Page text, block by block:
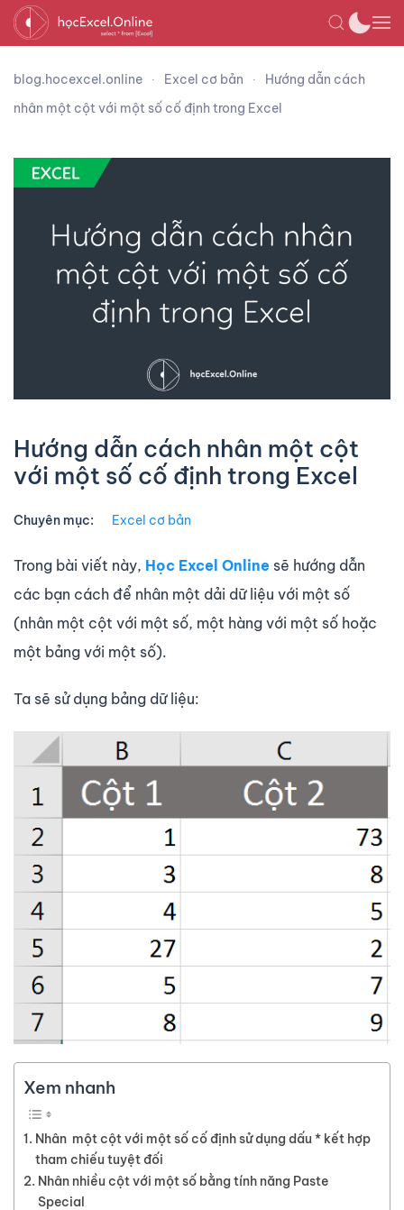
blog.hocexcel.online Excel cơ bản
Hướng dẫn cách
nhân một cột với một số cố định trong Excel
Hướng dẫn cách nhân một cột
với một số cố định trong Excel
Chuyên mục: Excel cơ bản
Trong bài viết này, Học Excel Online sẽ hướng dẫn
các bạn cách để nhân một dải dữ liệu với một số
(nhân một cột với một số, một hàng với một số hoặc
một bảng với một số).
Ta sẽ sử dụng bảng dữ liệu:
Xem nhanh
Nhân một cột với một số cố định sử dụng dấu * kết hợp
tham chiếu tuyệt đối
Nhân nhiều cột với một số bằng tính năng Paste
Special